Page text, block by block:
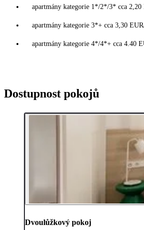
apartmány kategorie 1*/2*/3* cca 2,20
apartmány kategorie 3*+ cca 3,30
apartmány kategorie 4*/4*+ cca 4.40
Dostupnost pokojů
Dvoulůžkový pokoj